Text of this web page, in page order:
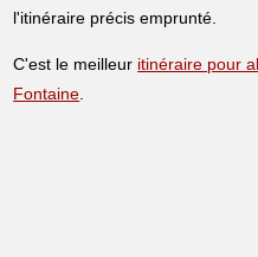
l'itinéraire précis emprunté.
C'est le meilleur itinéraire pour
Fontaine.